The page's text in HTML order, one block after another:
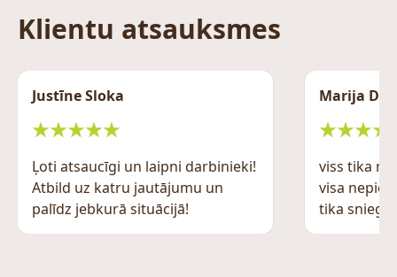
Klientu atsauksmes
Justīne Sloka
Ļoti atsaucīgi un laipni darbinieki!
Atbild uz katru jautājumu un
palīdz jebkurā situācijā!
Marija
viss tika
visa
tika